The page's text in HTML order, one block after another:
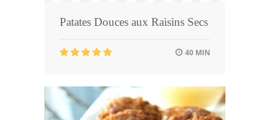
Patates Douces aux Raisins Secs
40 MIN